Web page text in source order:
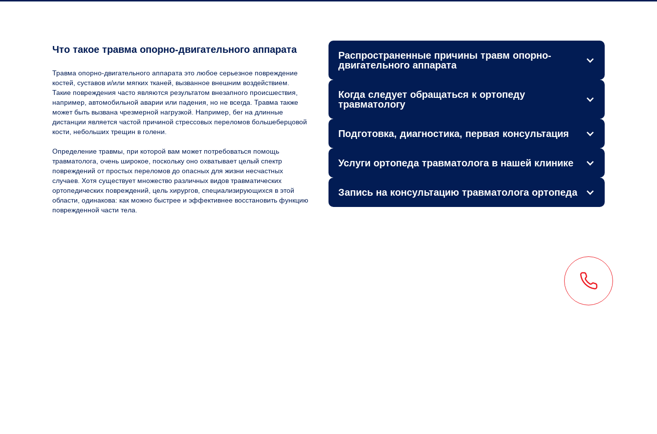
Что такое травма опорно-двигательного аппарата
Травма опорно-двигательного аппарата это любое серьезное повреждение
костей, суставов и/или мягких тканей, вызванное внешним воздействием.
Такие повреждения часто являются результатом внезапного происшествия,
например, автомобильной аварии или падения, но не всегда. Травма также
может быть вызвана чрезмерной нагрузкой. Например, бег на длинные
дистанции является частой причиной стрессовых переломов большеберцовой
кости, небольших трещин в голени.
Определение травмы, при которой вам может потребоваться помощь
травматолога , очень широкое, поскольку оно охватывает целый спектр
повреждений от простых переломов до опасных для жизни несчастных
случаев. Хотя существует множество различных видов травматических
ортопедических повреждений, цель хирургов, специализирующихся в этой
области, одинакова: как можно быстрее и эффективнее восстановить функцию
поврежденной части тела.
Распространенные причины травм опорно-
двигательного аппарата
Когда следует обращаться к ортопеду
травматологу
Подготовка, диагностика, первая консультация
Услуги ортопеда травматолога в нашей клинике
Запись на консультацию травматолога ортопеда